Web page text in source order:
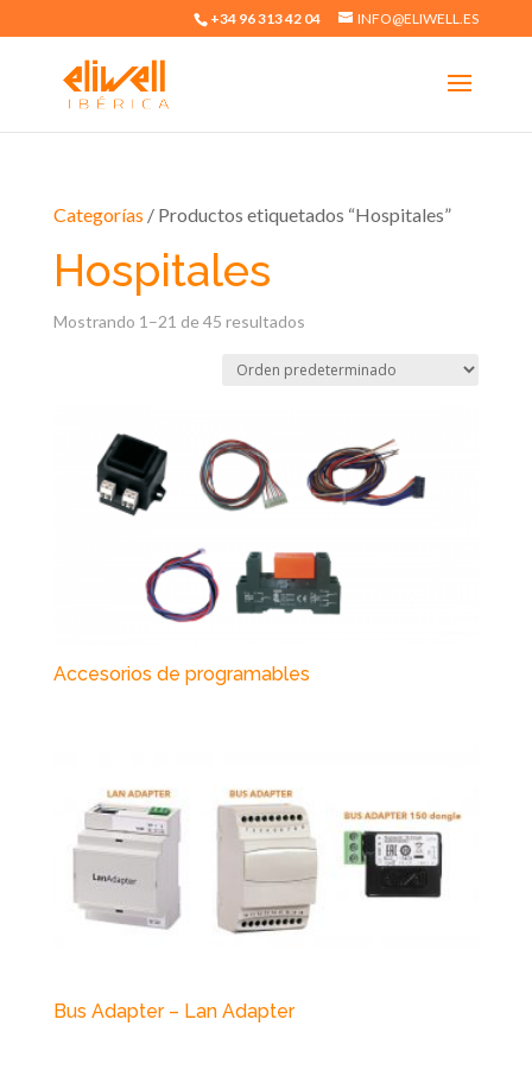
+34 96 313 42 04 INFO@ELIWELL.ES
Categorías / Productos etiquetados “Hospitales”
Hospitales
Mostrando 1–21 de 45 resultados
Accesorios de programables
Bus Adapter – Lan Adapter